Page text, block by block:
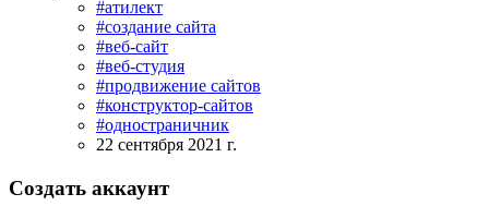
#атилект
#создание сайта
#веб-сайт
#веб-студия
#продвижение сайтов
#конструктор-сайтов
#одностраничник
22 сентября 2021 г.
Создать аккаунт